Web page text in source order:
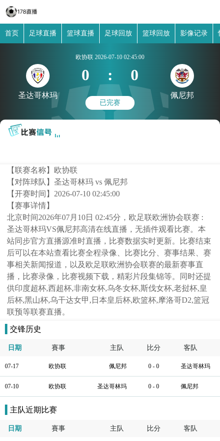
首页 足球直播 篮球直播 足球回放 篮球回放 影像记录
圣达哥林玛
欧协联 2026-07-10 02:45:00
0 : 0
已完赛
佩尼邦
【联赛名称】 欧协联
【对阵球队】圣达哥林玛 vs 佩尼邦
【开赛时间】 2026-07-10 02:45:00
【赛事详情】
北京时间2026年07月10日 02:45分，欧足联欧洲协会联赛 :
圣达哥林玛VS佩尼邦高清在线直播，无插件观看比赛。本
站同步官方直播源准时直播，比赛数据实时更新。比赛结束
后可以在本站查看比赛全程录像、比赛比分、赛事结果、赛
事相关新闻报道，以及欧足联欧洲协会联赛的最新赛事直
播，比赛录像，比赛视频下载，精彩片段集锦等。同时还提
供印度超杯,西超杯,非南女杯,乌冬女杯,斯伐女杯,老挝杯,皇
后杯,黑山杯,乌干达女甲,日本皇后杯,欧篮杯,摩洛哥D2,篮冠
联预等联赛直播。
交锋历史
日期 賽事 主队 比分 客队
07-17 欧协联 佩尼邦 0 - 0 圣达哥林玛
07-10 欧协联 圣达哥林玛 0 - 0 佩尼邦
主队近期比赛
日期 賽事 主队 比分 客队